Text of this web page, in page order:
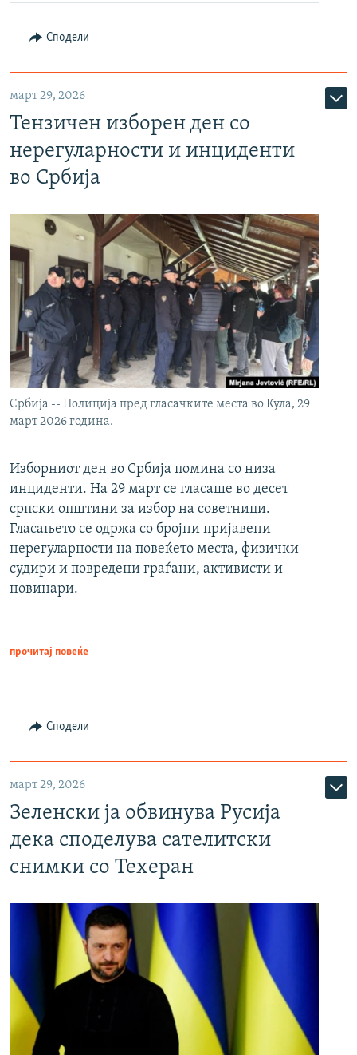
Сподели
март 29, 2026
Тензичен изборен ден со
нерегуларности и инциденти
во Србија
Србија -- Полиција пред гласачките места во Кула, 29
март 2026 година.
Изборниот ден во Србија помина со низа
инциденти. На 29 март се гласаше во десет
српски општини за избор на советници.
Гласањето се одржа со бројни пријавени
нерегуларности на повеќето места, физички
судири и повредени граѓани, активисти и
новинари.
прочитај повеќе
Сподели
март 29, 2026
Зеленски ја обвинува Русија
дека споделува сателитски
снимки со Техеран